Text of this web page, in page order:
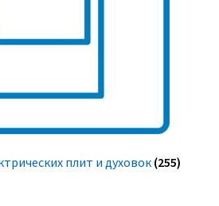
плит и духовок (255)